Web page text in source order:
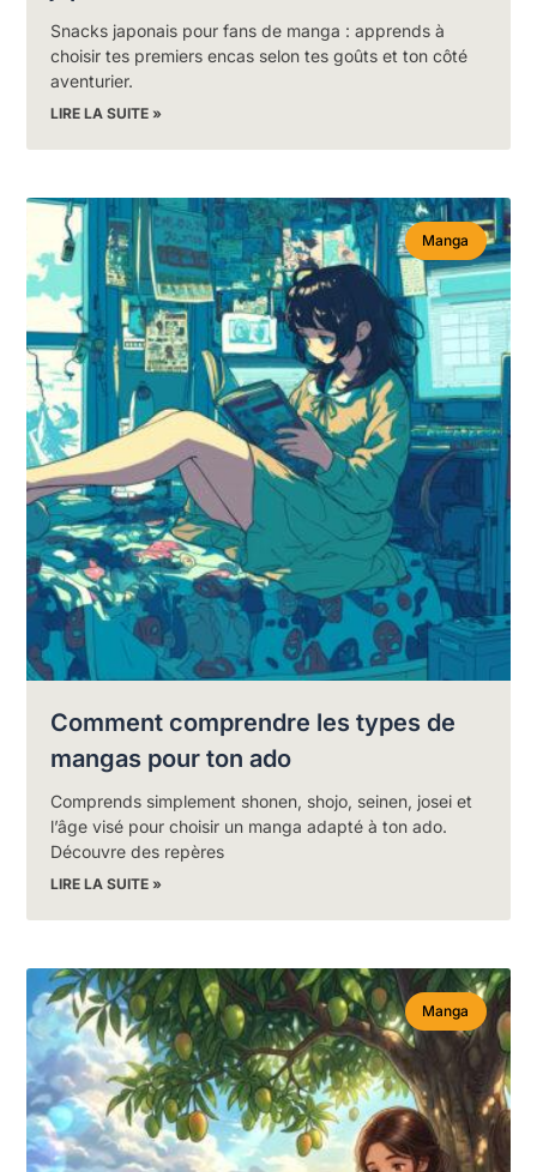
Snacks japonais pour fans de manga : apprends à
choisir tes premiers encas selon tes goûts et ton côté
aventurier.
LIRE LA SUITE »
Manga
Comment comprendre les types de
mangas pour ton ado
Comprends simplement shonen, shojo, seinen, josei et
l’âge visé pour choisir un manga adapté à ton ado.
Découvre des repères
LIRE LA SUITE »
Manga